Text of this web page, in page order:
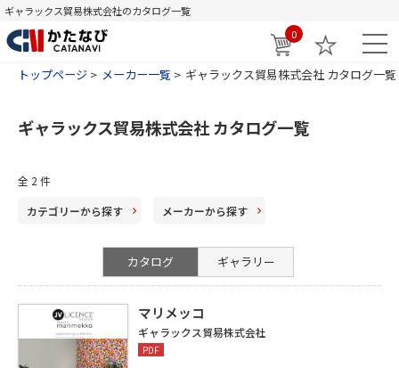
ギャラックス貿易株式会社のカタログ一覧
0
トップページ メーカー一覧 ギャラックス貿易株式会社 カタログ一覧
ギャラックス貿易株式会社 カタログ一覧
全 2 件
カテゴリーから探す メーカーから探す
カタログ ギャラリー
マリメッコ
ギャラックス貿易株式会社
PDF